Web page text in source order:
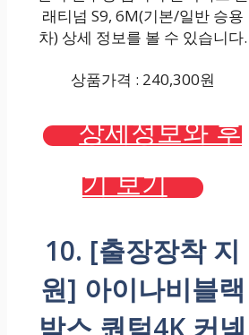
래티넘 S9, 6M(기본/일반 승용
차) 상세 정보를 볼 수 있습니다.
상품가격 : 240,300원
상세정보와 후
기 보기
10. [출장장착 지
원] 아이나비블랙
박스 퀀텀4K 커넥